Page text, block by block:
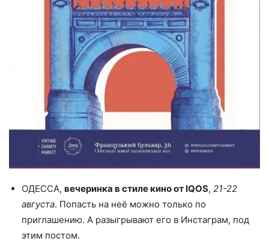
ОДЕССА, вечеринка в стиле кино от IQOS, 21-22
августа. Попасть на неё можно только по
приглашению. А разыгрывают его в Инстаграм, под
этим постом.